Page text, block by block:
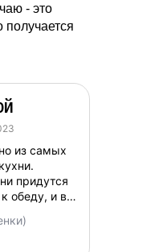
- это
из самых
придутся
обеду, и в
подойдёт